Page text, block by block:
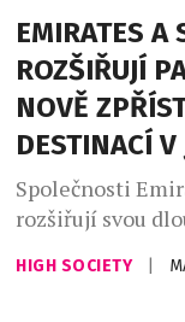
Leadership
přístup k vedení
technologických
Institut vzniká
EMIRATES A
ROZŠIŘUJÍ
NOVĚ
DESTINACÍ V
Společnosti
rozšiřují svou
dalších destinací
HIGH SOCIETY